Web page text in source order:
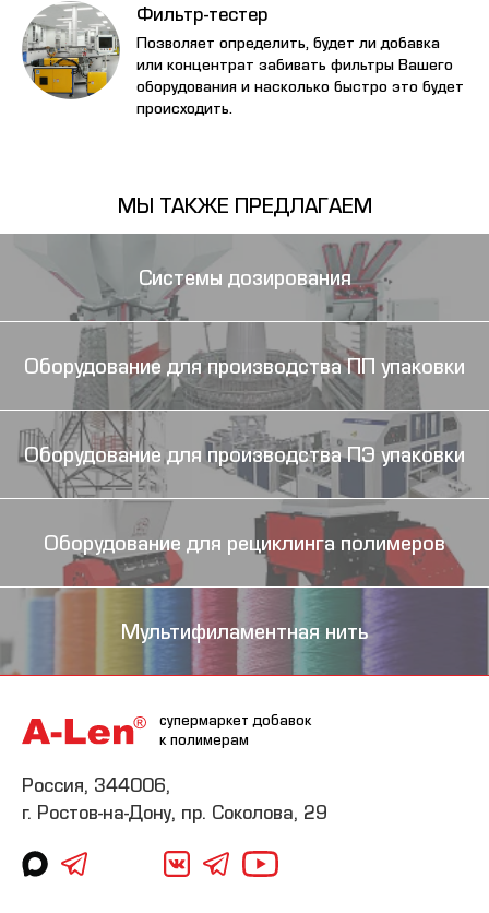
Фильтр-тестер
Позволяет определить, будет ли добавка
или концентрат забивать фильтры Вашего
оборудования и насколько быстро это будет
происходить.
МЫ ТАКЖЕ ПРЕДЛАГАЕМ
Системы дозирования
Оборудование для производства ПП упаковки
Оборудование для производства ПЭ упаковки
Оборудование для рециклинга полимеров
Мультифиламентная нить
супермаркет добавок
к полимерам
Россия, 344006,
г. Ростов-на-Дону, пр. Соколова, 29